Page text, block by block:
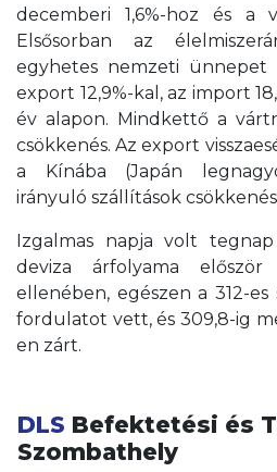
decemberi 1,6%-hoz és a
Elsősorban az
egyhetes nemzeti ünnepet
export 12,9%-kal, az import
év alapon. Mindkettő a
csökkenés. Az export
a Kínába (Japán
irányuló szállítások
Izgalmas napja volt
deviza árfolyama
ellenében, egészen a 312-
fordulatot vett, és 309,8-ig
en zárt.
DLS Befektetési és
Szombathely